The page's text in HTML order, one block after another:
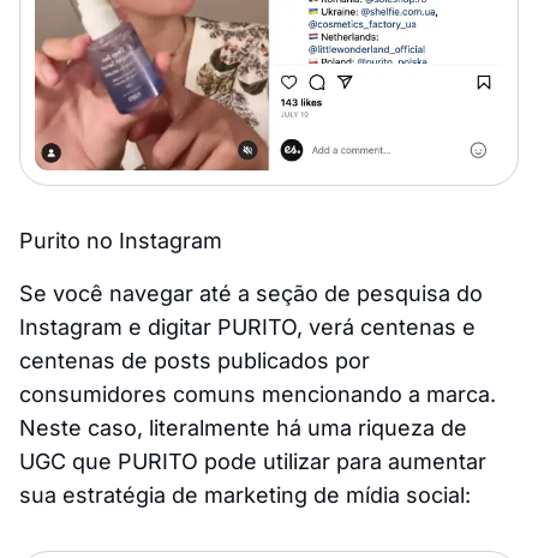
Purito no Instagram
Se você navegar até a seção de pesquisa do
Instagram e digitar PURITO, verá centenas e
centenas de posts publicados por
consumidores comuns mencionando a marca.
Neste caso, literalmente há uma riqueza de
UGC que PURITO pode utilizar para aumentar
sua estratégia de marketing de mídia social: